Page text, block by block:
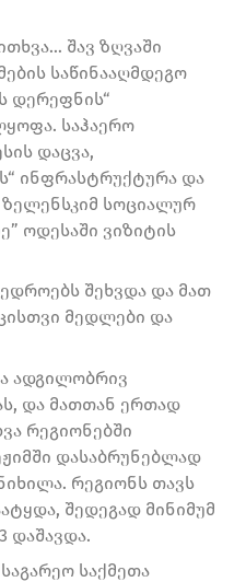
შავ ზღვაში
საწინააღმდეგო
დერეფნის“
საჰაერო
დაცვა,
ინფრასტრუქტურა და
ზელენსკიმ სოციალურ
ოდესაში ვიზიტის
შეხვდა და მათ
მედლები და
ადგილობრივ
და მათთან ერთად
რეგიონებში
დასაბრუნებლად
რეგიონს თავს
შედეგად მინიმუმ
დაშავდა.
საქმეთა